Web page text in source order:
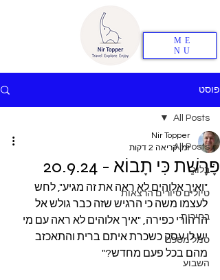
ME
NU
פוסט
All Posts
בלוג
טיולים סיורים הרצאות
בחירות
סמל מסכם
השבוע
All Posts
פָּרָשַׁת כִּי תָבוֹא - 20.9.24
Nir Topper
זמן קריאה 2 דקות
"ואיך אלוהים לא ראה את זה מגיע", לחש
לעצמו משה כי הרגיש שזה כבר גולש אל
הרהורי כפירה, "איך אלוהים לא ראה עם מי
יש לו עסק כשכרת איתם ברית והתאכזב
מהם בכל פעם מחדש?"